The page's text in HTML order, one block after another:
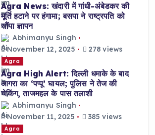
Agra News: खंदारी में गांधी-अंबेडकर की
मूर्ति हटाने पर हंगामा; बसपा ने राष्ट्रपति को
सौंपा ज्ञापन
Abhimanyu Singh
November 12, 2025
278 views
Agra
Agra High Alert: दिल्ली धमाके के बाद
आगरा का ‘पप्पू’ घायल; पुलिस ने तेज की
चेकिंग, ताजमहल के पास तलाशी
Abhimanyu Singh
November 11, 2025
385 views
Agra